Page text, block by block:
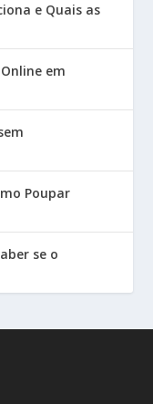
e Quais as
em
Poupar
se o